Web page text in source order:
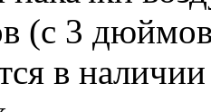
(с 3
в